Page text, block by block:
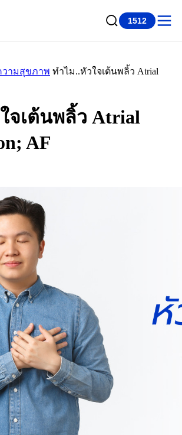
1512
ามสุขภาพ ทำไม..หัวใจเต้นพลิ้ว Atrial
จเต้นพลิ้ว Atrial
AF